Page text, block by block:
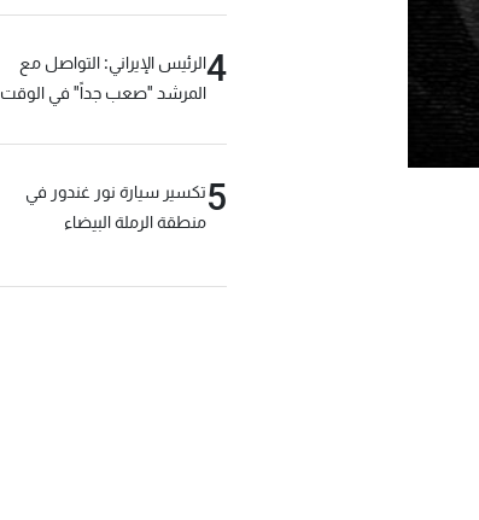
4الرئيس الإيراني: التواصل مع
المرشد "صعب جداً" في الوقت
5تكسير سيارة نور غندور في
منطقة الرملة البيضاء